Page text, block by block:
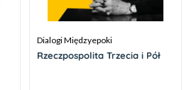
Dialogi Międzyepoki
Rzeczpospolita Trzecia i Pół